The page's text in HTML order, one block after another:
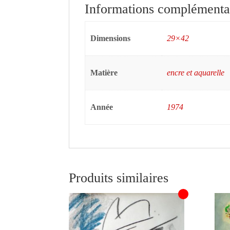
Informations
Dimensions 29×42
Matière encre et aquarelle
Année 1974
Produits similaires